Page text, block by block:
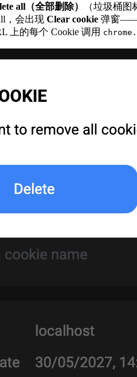
all（全部删除）
（垃圾桶图
，会出现 Clear cookie 弹窗——
上的每个 Cookie 调用